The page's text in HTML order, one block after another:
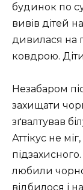
будинок по
вивів дітей
дивилася на
ковдрою.
Незабаром
захищати
зґвалтував
Аттікус не
любили
відбилося і